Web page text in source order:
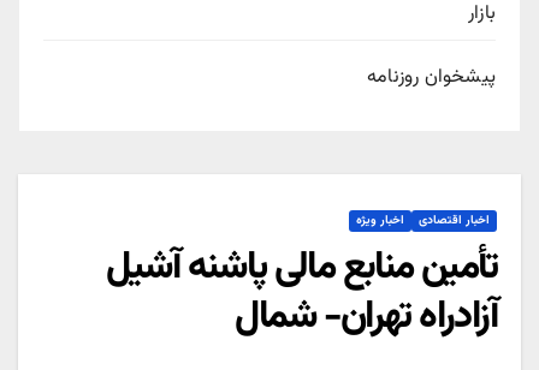
بازار
پیشخوان روزنامه
اخبار اقتصادی اخبار ویژه
تأمین منابع مالی پاشنه آشیل
آزادراه تهران- شمال